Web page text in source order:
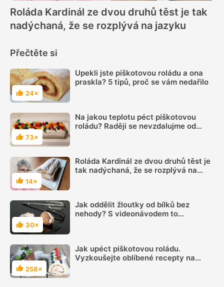
Roláda Kardinál ze dvou druhů těst je tak
nadýchaná, že se rozplývá na jazyku
Přečtěte si
Hodnocení
24×
Upekli jste piškotovou roládu a ona
praskla? 5 tipů, proč se vám nedařilo
Hodnocení
73×
Na jakou teplotu péct piškotovou
roládu? Raději se nevzdalujme od
Hodnocení
14×
Roláda Kardinál ze dvou druhů těst je
tak nadýchaná, že se rozplývá na
Hodnocení
30×
Jak oddělit žloutky od bílků bez
nehody? S videonávodem to
Hodnocení
258×
Jak upéct piškotovou roládu.
Vyzkoušejte oblíbené recepty na